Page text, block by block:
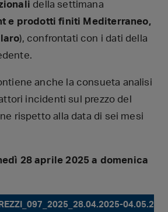
della settimana
e prodotti finiti Mediterraneo,
), confrontati con i dati della
anche la consueta analisi
incidenti sul prezzo del
rispetto alla data di sei mesi
28 aprile 2025 a domenica
04.05.2